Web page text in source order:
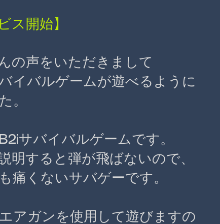
ス開始】
の声をいただきまして
イバルゲームが遊べるように
。
B2iサバイバルゲームです。
明すると弾が飛ばないので、
痛くないサバゲーです。
アガンを使用して遊びますの